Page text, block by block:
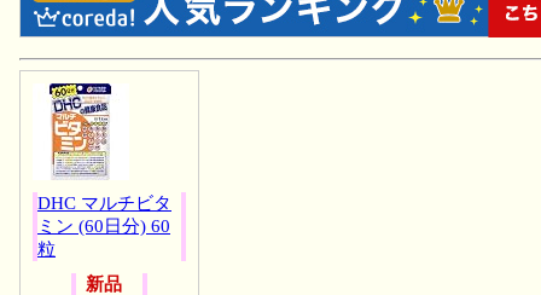
DHC マルチビタ
ミン (60日分) 60
粒
新品